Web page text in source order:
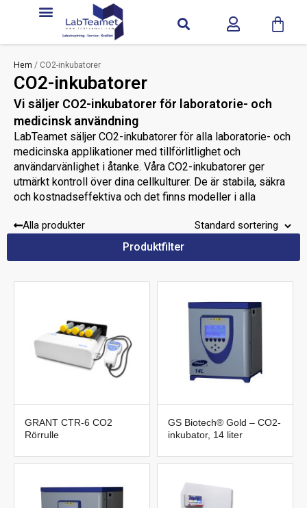
Hem / CO2-inkubatorer
CO2-inkubatorer
Vi säljer CO2-inkubatorer för laboratorie- och
medicinsk användning
LabTeamet säljer CO2-inkubatorer för alla laboratorie- och
medicinska applikationer med tillförlitlighet och
användarvänlighet i åtanke. Våra CO2-inkubatorer ger
utmärkt kontroll över dina cellkulturer. De är stabila, säkra
och kostnadseffektiva och det finns modeller i alla
mätinstrument
till CO2-inkubatorer.
Behöver du mer hjälp?Kontakta oss
hitta rätt CO2-inkubator.
Kontakta oss på 042-300 91 30 eller
labteamet@labteamet.com
Alla produkter
Produktfilter
GRANT CTR-6 CO2
Rörrulle
GS Biotech® Gold – CO2-
inkubator, 14 liter